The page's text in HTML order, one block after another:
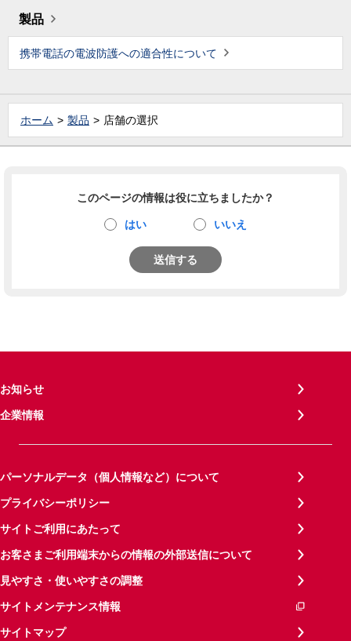
製品
携帯電話の電波防護への適合性について
ホーム 製品 店舗の選択
このページの情報は役に立ちましたか？
はい いいえ
送信する
お知らせ
企業情報
パーソナルデータ（個人情報など）について
プライバシーポリシー
サイトご利用にあたって
お客さまご利用端末からの情報の外部送信について
見やすさ・使いやすさの調整
サイトメンテナンス情報
サイトマップ